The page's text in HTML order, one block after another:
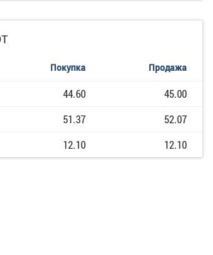
Покупка Продажа
44.60
45.00
51.37
52.07
12.10 12.10